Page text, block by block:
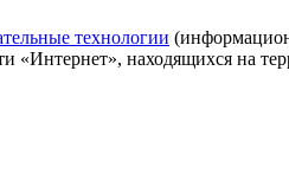
технологии
«Интернет», находящихся на